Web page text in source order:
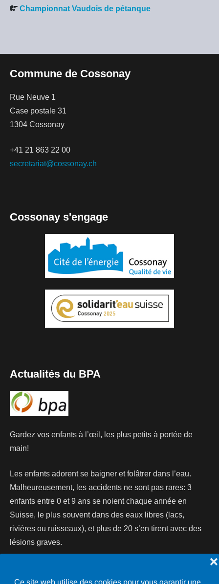
❌
Championnat Vaudois de pétanque
Commune de Cossonay
Rue Neuve 1
Case postale 31
1304 Cossonay
+41 21 863 22 00
secretariat@cossonay.ch
Cossonay s'engage
Actualités du BPA
Gardez vos enfants à l’œil, les plus petits à portée de
main!
Les enfants adorent se baigner et folâtrer dans l’eau.
Malheureusement, les accidents ne sont pas rares: 3
enfants entre 0 et 9 ans se noient chaque année en
Suisse, le plus souvent dans des eaux libres (lacs,
rivières ou ruisseaux), et plus de 20 s’en tirent avec des
lésions graves.